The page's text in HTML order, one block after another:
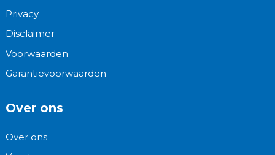
Privacy
Disclaimer
Voorwaarden
Garantievoorwaarden
Over ons
Over ons